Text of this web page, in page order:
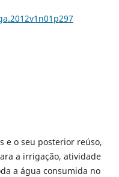
e o seu posterior reúso,
a irrigação, atividade
a água consumida no